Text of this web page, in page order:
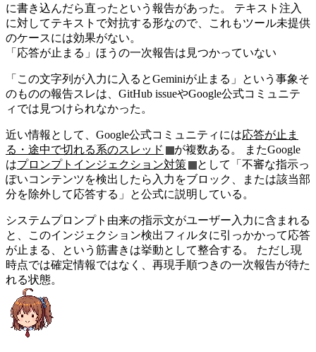
に書き込んだら直ったという報告があった。 テキスト注入
に対してテキストで対抗する形なので、これもツール未提供
のケースには効果がない。
「応答が止まる」ほうの一次報告は見つかっていない
「この文字列が入力に入るとGeminiが止まる」という事象そ
のものの報告スレは、GitHub issueやGoogle公式コミュニテ
ィでは見つけられなかった。
近い情報として、Google公式コミュニティには応答が止ま
る・途中で切れる系のスレッド
が複数ある。 またGoogle
はプロンプトインジェクション対策
として「不審な指示っ
ぽいコンテンツを検出したら入力をブロック、または該当部
分を除外して応答する」と公式に説明している。
システムプロンプト由来の指示文がユーザー入力に含まれる
と、このインジェクション検出フィルタに引っかかって応答
が止まる、という筋書きは挙動として整合する。 ただし現
時点では確定情報ではなく、再現手順つきの一次報告が待た
れる状態。